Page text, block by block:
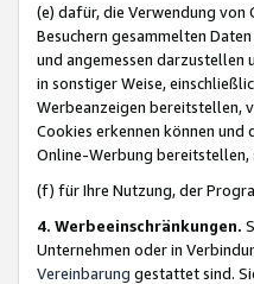
(e) dafür, die Verwendung von
Besuchern gesammelten
und angemessen darzustellen
in sonstiger Weise,
Werbeanzeigen bereitstellen,
Cookies erkennen können
Online-Werbung bereitstellen,
(f) für Ihre Nutzung, der
4. Werbeeinschränkungen.
Unternehmen oder in
Vereinbarung gestattet sind.